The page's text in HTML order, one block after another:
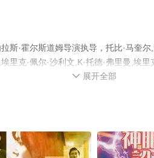
斯·霍尔斯道姆导演执导，托比·马奎
里克·佩尔·沙利文,K·托德·弗里曼,埃
电影，手机免费观看高清无删减完整
 展开全部